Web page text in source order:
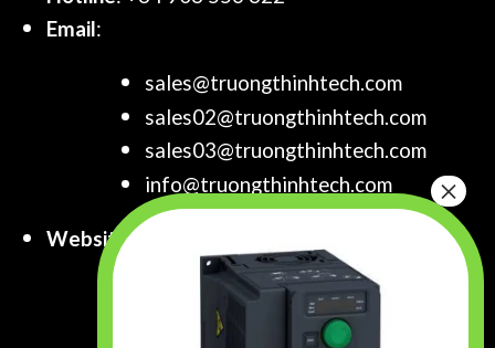
Email:
sales@truongthinhtech.com
sales02@truongthinhtech.com
sales03@truongthinhtech.com
info@truongthinhtech.com
Website:
www.truongthinhtech.com
www.components.com.vn